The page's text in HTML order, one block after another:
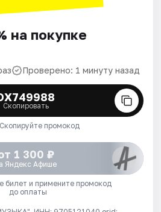
на покупке
Проверено: 1 минуту назад
Скопировать
промокод
1 300 ₽
Яндекс Афише
билет и примените промокод
до оплаты